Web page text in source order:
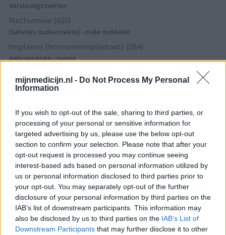
mijnmedicijn.nl - Do Not Process My Personal
Information
If you wish to opt-out of the sale, sharing to third parties, or
processing of your personal or sensitive information for
targeted advertising by us, please use the below opt-out
section to confirm your selection. Please note that after your
opt-out request is processed you may continue seeing
interest-based ads based on personal information utilized by
us or personal information disclosed to third parties prior to
your opt-out. You may separately opt-out of the further
disclosure of your personal information by third parties on the
IAB’s list of downstream participants. This information may
also be disclosed by us to third parties on the IAB’s List of
Downstream Participants that may further disclose it to other
Verslavingsziekten
Metformine (620)
Diabetes (suikerziekte) - orale middelen
Implanon (hormoonimplantaat) (584)
Anticonceptie - overig
Depressie - antidepressiva SSRI
ADHD - psychostimulantia
Amlodipine (493)
Bloeddruk - calciumantagonisten
Amoxicilline / Clavulaanzuur (486)
Antibiotica - penicillines breedspectrum
Roaccutane (480)
Acne
Dexamfetamine (446)
ADHD - psychostimulantia
Euthyrox (436)